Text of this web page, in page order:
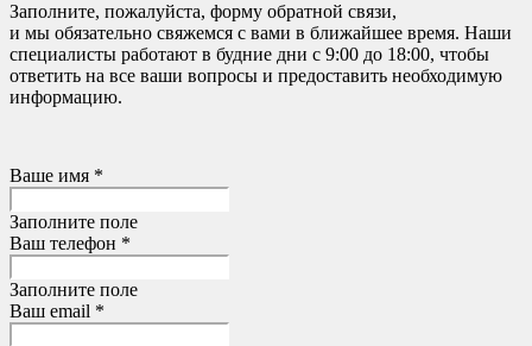
Заполните, пожалуйста, форму обратной связи,
и мы обязательно свяжемся с вами в ближайшее время. Наши
специалисты работают в будние дни с 9:00 до 18:00, чтобы
ответить на все ваши вопросы и предоставить необходимую
информацию.
Ваше имя *
Заполните поле
Ваш телефон *
Заполните поле
Ваш email *